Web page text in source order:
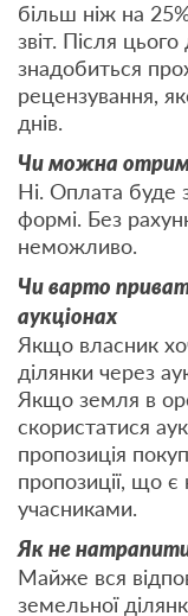
більш ніж на
звіт. Після
знадобиться
рецензування,
днів.
Чи можна
Ні. Оплата буде
формі. Без
неможливо.
Чи варто
аукціонах
Якщо власник
ділянки через
Якщо земля в
скористатися
пропозиція
пропозиції, що
учасниками.
Як не
Майже вся
земельної